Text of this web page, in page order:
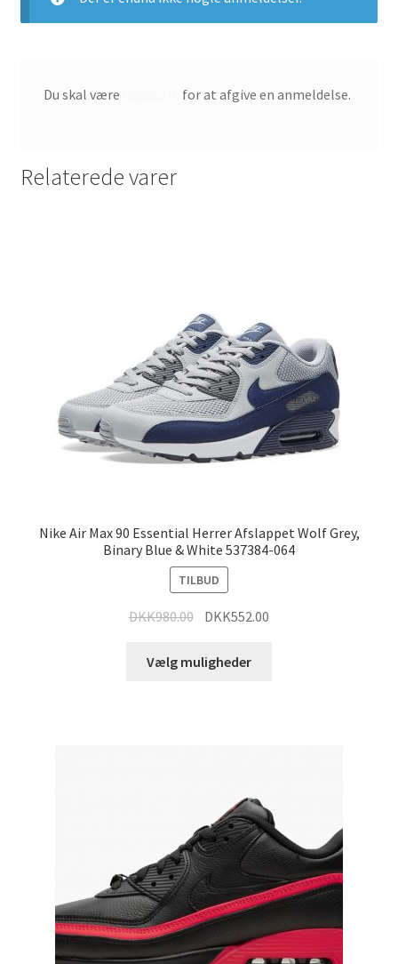
Du skal være for at afgive en anmeldelse.
Relaterede varer
Nike Air Max 90 Essential Herrer Afslappet Wolf Grey,
Binary Blue & White 537384-064
TILBUD
DKK980.00 DKK552.00
Vælg muligheder